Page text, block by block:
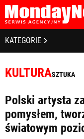
STRONA GŁÓWNA
O NAS
POLITYKA PRYWATNOŚCI
LICENCJA
KONTAKT
KATEGORIE
BIZNES I
EDUKACJA
KULTURASZTUKA
Polski artysta
pomysłem,
światowym